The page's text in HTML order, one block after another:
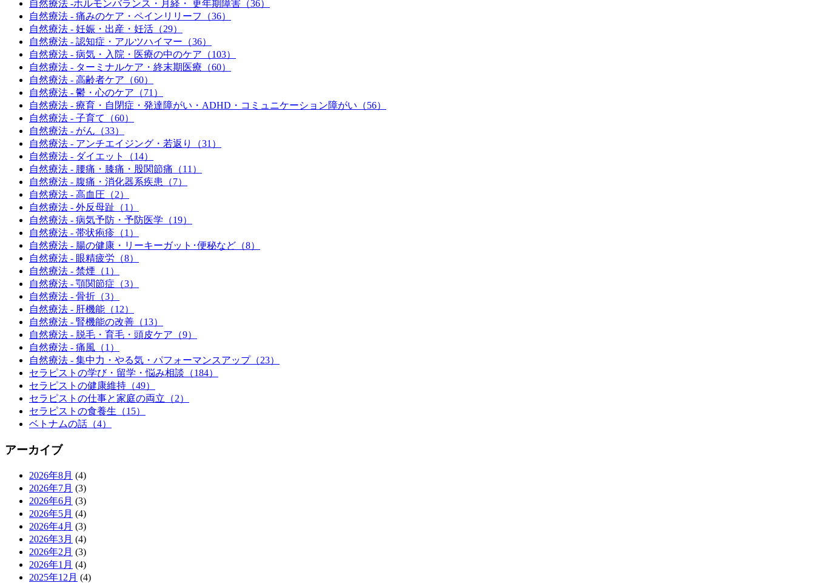
自然療法 -ホルモンバランス・月経・ 更年期障害（36）
自然療法 - 痛みのケア・ペインリリーフ（36）
自然療法 - 妊娠・出産・妊活（29）
自然療法 - 認知症・アルツハイマー（36）
自然療法 - 病気・入院・医療の中のケア（103）
自然療法 - ターミナルケア・終末期医療（60）
自然療法 - 高齢者ケア（60）
自然療法 - 鬱・心のケア（71）
自然療法 - 療育・自閉症・発達障がい・ADHD・コミュニケーション障がい（56）
自然療法 - 子育て（60）
自然療法 - がん（33）
自然療法 - アンチエイジング・若返り（31）
自然療法 - ダイエット（14）
自然療法 - 腰痛・膝痛・股関節痛（11）
自然療法 - 腹痛・消化器系疾患（7）
自然療法 - 高血圧（2）
自然療法 - 外反母趾（1）
自然療法 - 病気予防・予防医学（19）
自然療法 - 帯状疱疹（1）
自然療法 - 腸の健康・リーキーガット･便秘など（8）
自然療法 - 眼精疲労（8）
自然療法 - 禁煙（1）
自然療法 - 顎関節症（3）
自然療法 - 骨折（3）
自然療法 - 肝機能（12）
自然療法 - 腎機能の改善（13）
自然療法 - 脱毛・育毛・頭皮ケア（9）
自然療法 - 痛風（1）
自然療法 - 集中力・やる気・パフォーマンスアップ（23）
セラピストの学び・留学・悩み相談（184）
セラピストの健康維持（49）
セラピストの仕事と家庭の両立（2）
セラピストの食養生（15）
ベトナムの話（4）
アーカイブ
2026年8月 (4)
2026年7月 (3)
2026年6月 (3)
2026年5月 (4)
2026年4月 (3)
2026年3月 (4)
2026年2月 (3)
2026年1月 (4)
2025年12月 (4)